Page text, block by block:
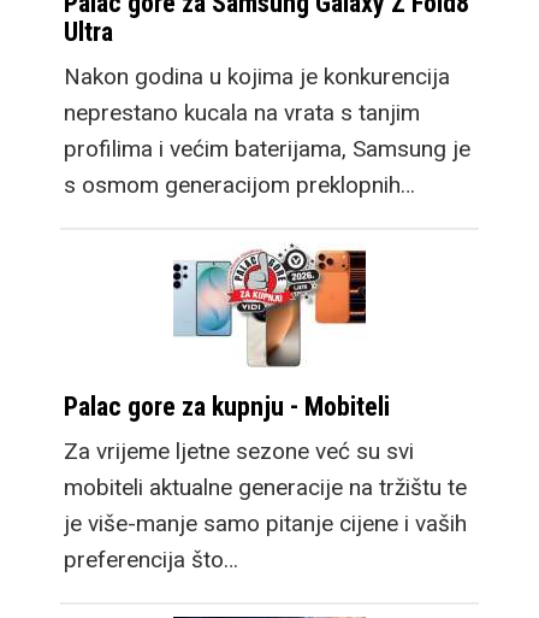
Ultra
Nakon godina u kojima je konkurencija
neprestano kucala na vrata s tanjim
profilima i većim baterijama, Samsung je
s osmom generacijom preklopnih…
Palac gore za kupnju - Mobiteli
Za vrijeme ljetne sezone već su svi
mobiteli aktualne generacije na tržištu te
je više-manje samo pitanje cijene i vaših
preferencija što…